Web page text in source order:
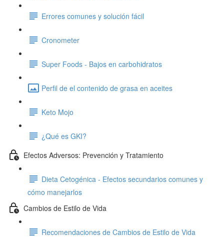
Errores comunes y solución fácil
Cronometer
Super Foods - Bajos en carbohidratos
Perfil de el contenido de grasa en aceites
Keto Mojo
¿Qué es GKI?
Efectos Adversos: Prevención y Tratamiento
Dieta Cetogénica - Efectos secundarios comunes y
cómo manejarlos
Cambios de Estilo de Vida
Recomendaciones de Cambios de Estilo de Vida